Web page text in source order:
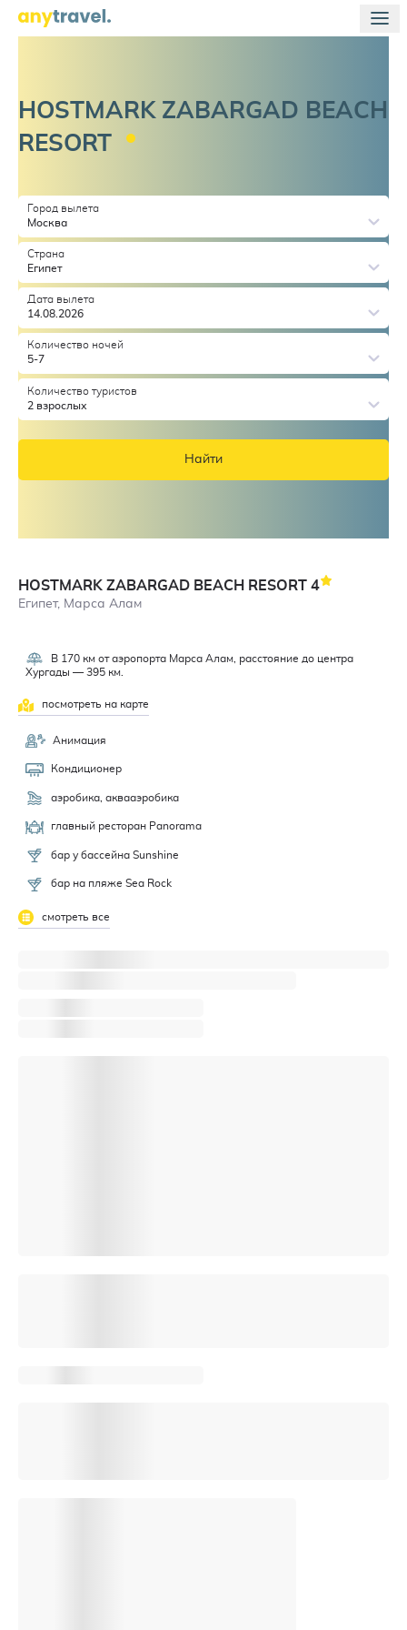
HOSTMARK ZABARGAD BEACH
RESORT
Город вылета
Москва
Страна
Египет
Дата вылета
14.08.2026
Количество ночей
5-7
Количество туристов
2 взрослых
Найти
HOSTMARK ZABARGAD BEACH RESORT 4
Египет, Марса Алам
4,3
В 170 км от аэропорта Марса Алам, расстояние до центра
Хургады — 395 км.
посмотреть на карте
Анимация
Кондиционер
аэробика, аквааэробика
главный ресторан Panorama
бар у бассейна Sunshine
бар на пляже Sea Rock
смотреть все